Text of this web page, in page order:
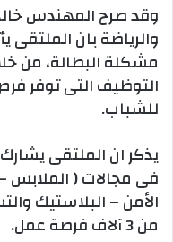
وقد صرح المهندس خالد
والرياضة بان الملتقى
مشكلة البطالة، من
التوظيف التى توفر
للشباب.
يذكر ان الملتقى
فى مجالات ( الملابس –
الأمن – البلاستيك
من 3 آلاف فرصة عمل.